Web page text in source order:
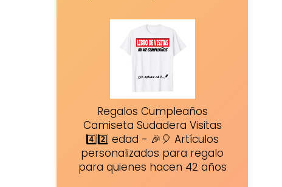
Regalos Cumpleaños
Camiseta Sudadera Visitas
4️⃣2️⃣ edad - 🎉🎈 Artículos
personalizados para regalo
para quienes hacen 42 años